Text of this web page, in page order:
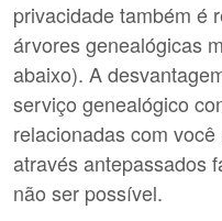
privacidade também é
árvores genealógicas
abaixo). A
serviço genealógico
relacionadas com
através antepassados
não ser possível.